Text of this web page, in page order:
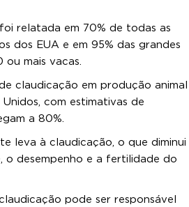
relatada em 70% de todas as
dos EUA e em 95% das grandes
mais vacas.
claudicação em produção animal
com estimativas de
a 80%.
leva à claudicação, o que diminui
o desempenho e a fertilidade do
pode ser responsável